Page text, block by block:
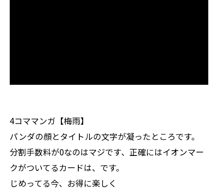
4コママンガ【梅雨】
パンダの顔とタイトルの文字が凝ったところです。
分割手数料が0なのはマジです、正確にはイオンマー
クがついてるカードは、です。
じめってる今、お得に楽しく